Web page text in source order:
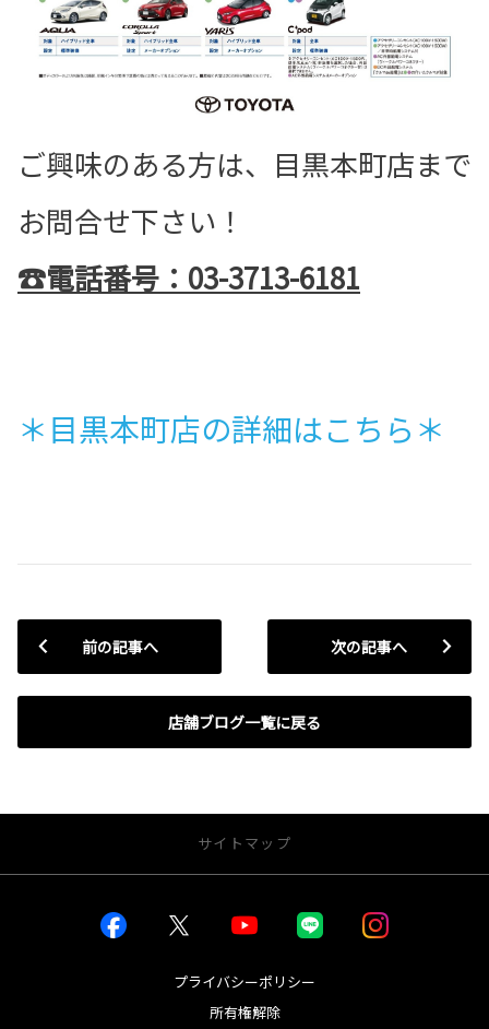
ご興味のある方は、目黒本町店まで
お問合せ下さい！
☎電話番号：03-3713-6181
＊目黒本町店の詳細はこちら＊
前の記事へ
店舗ブログ一覧に戻る
次の記事へ
サイトマップ
プライバシーポリシー
所有権解除